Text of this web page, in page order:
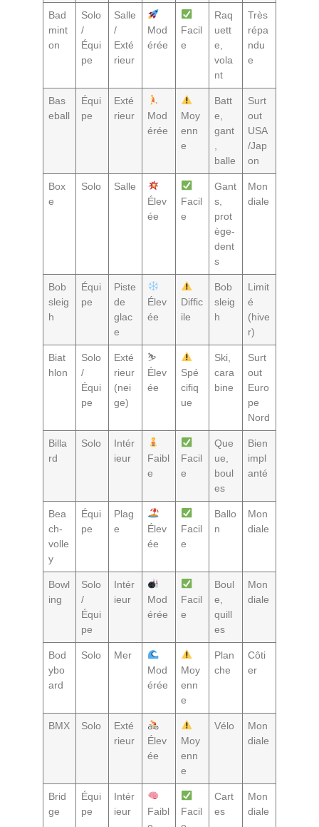
Bad
mint
on
Solo
/
Équi
pe
Salle
/
Exté
rieur
Mod
érée
Facil
e
Raq
uett
e,
vola
nt
Très
répa
ndu
e
Bas
eball
Équi
pe
Exté
rieur
Mod
érée
Moy
enn
e
Batt
e,
gant
balle
Surt
out
USA
/Jap
on
Box
e
Solo
Salle
Élev
ée
Facil
e
Gant
s,
prot
ège-
dent
s
Mon
diale
Bob
sleig
h
Équi
pe
Piste
de
glac
e
Élev
ée
Diffic
ile
Bob
sleig
h
Limit
é
(hive
r)
Biat
hlon
Solo
/
Équi
pe
Exté
rieur
(nei
ge)
⛷️
Élev
ée
Spé
cifiq
ue
Ski,
cara
bine
Surt
out
Euro
pe
Nord
Billa
rd
Solo
Intér
ieur
Faibl
e
Facil
e
Que
ue,
boul
es
Bien
impl
anté
Bea
ch-
volle
y
Équi
pe
Plag
e
Élev
ée
Facil
e
Ballo
n
Mon
diale
Bowl
ing
Solo
/
Équi
pe
Intér
ieur
Mod
érée
Facil
e
Boul
e,
quill
es
Mon
diale
Bod
ybo
ard
Solo
Mer
Mod
érée
Moy
enn
e
Plan
che
Côti
er
BMX Solo
Exté
rieur
Élev
ée
Moy
enn
e
Vélo
Mon
diale
Brid
ge
Équi
pe
Intér
ieur
Faibl
Facil
Cart
es
Mon
diale